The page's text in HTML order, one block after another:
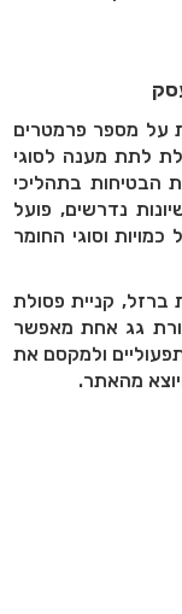
על מספר פרמטרים
לתת מענה לסוגי
בתהליכי
נדרשים, פועל
וסוגי החומר
ברזל, קניית פסולת
גג אחת מאפשר
ולמקסם את
מהאתר.